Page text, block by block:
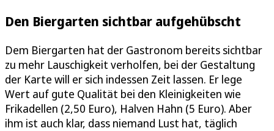
Den Biergarten sichtbar aufgehübscht
Dem Biergarten hat der Gastronom bereits sichtbar
zu mehr Lauschigkeit verholfen, bei der Gestaltung
der Karte will er sich indessen Zeit lassen. Er lege
Wert auf gute Qualität bei den Kleinigkeiten wie
Frikadellen (2,50 Euro), Halven Hahn (5 Euro). Aber
ihm ist auch klar, dass niemand Lust hat, täglich